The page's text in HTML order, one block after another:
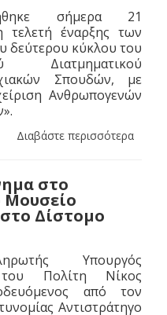
σήμερα 21
τελετή έναρξης των
δεύτερου κύκλου του
Διατμηματικού
Σπουδών, με
Ανθρωπογενών
Διαβάστε περισσότερα
στο
Μουσείο
Δίστομο
Υπουργός
του Πολίτη Νίκος
από τον
Αντιστράτηγο